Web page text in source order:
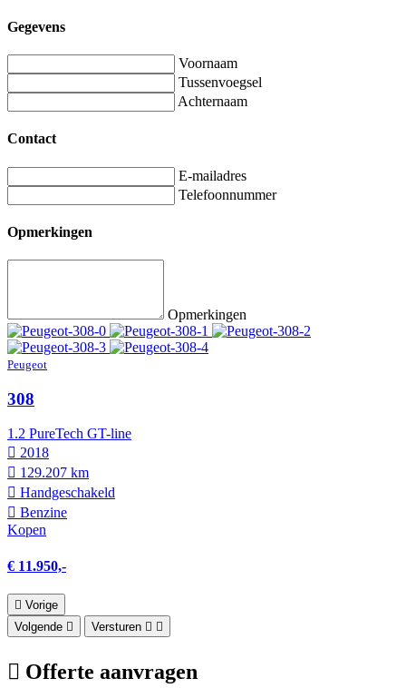
Gegevens
Voornaam
Tussenvoegsel
Achternaam
Contact
E-mailadres
Telefoonnummer
Opmerkingen
Opmerkingen
Peugeot
308
1.2 PureTech GT-line
2018
129.207 km
Hand­geschakeld
Benzine
Kopen
€ 11.950,-
Vorige
Volgende
Versturen
Offerte aanvragen